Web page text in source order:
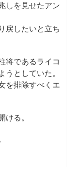
しを見せたアン
戻したいと立ち
将であるライコ
うとしていた。
を排除すべくエ
ける。